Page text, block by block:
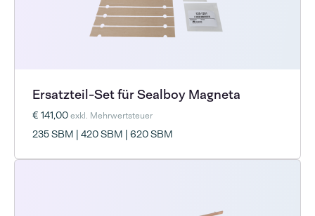
Ersatzteil-Set für Sealboy Magneta
€ 141,00exkl. Mehrwertsteuer
235 SBM | 420 SBM | 620 SBM